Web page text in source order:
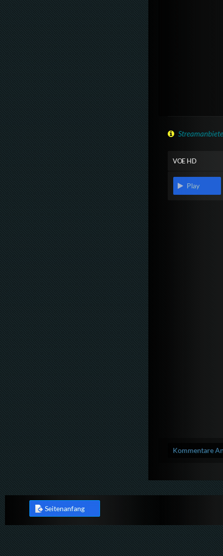
VOE HD
Play
Kommentare
Seitenanfang